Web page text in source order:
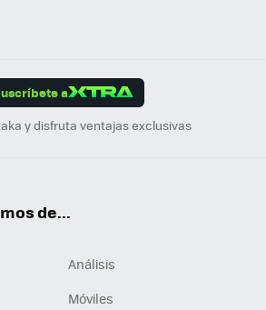
a
y disfruta ventajas exclusivas
de...
Análisis
Móviles